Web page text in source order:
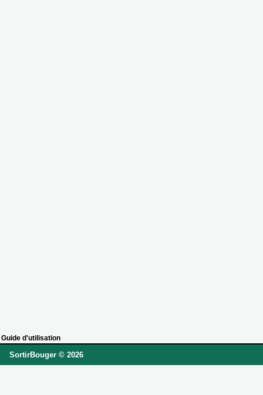
Guide d'utilisation
SortirBouger © 2026